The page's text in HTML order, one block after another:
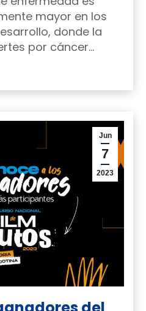
mayor en los
donde la
por cáncer…
Jun
7
2023